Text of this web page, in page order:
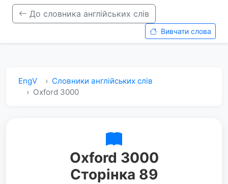
До словника англійських слів
Вивчати слова
EngV
Словники англійських слів
Oxford 3000
Oxford 3000
Сторінка 89